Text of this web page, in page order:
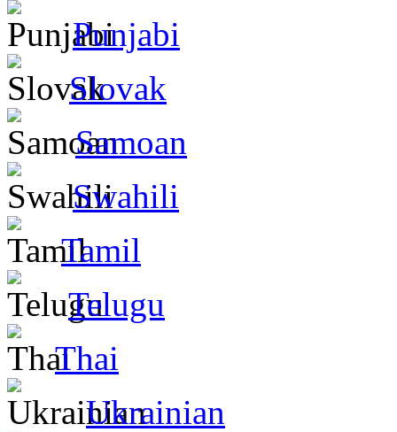
Punjabi
Slovak
Samoan
Swahili
Tamil
Telugu
Thai
Ukrainian